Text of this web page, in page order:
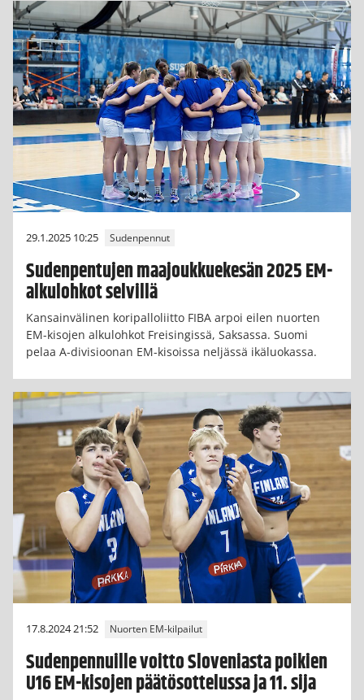
29.1.2025 10:25 Sudenpennut
Sudenpentujen maajoukkuekesän 2025 EM-
alkulohkot selvillä
Kansainvälinen koripalloliitto FIBA arpoi eilen nuorten
EM-kisojen alkulohkot Freisingissä, Saksassa. Suomi
pelaa A-divisioonan EM-kisoissa neljässä ikäluokassa.
17.8.2024 21:52 Nuorten EM-kilpailut
Sudenpennuille voitto Sloveniasta poikien
U16 EM-kisojen päätösottelussa ja 11. sija